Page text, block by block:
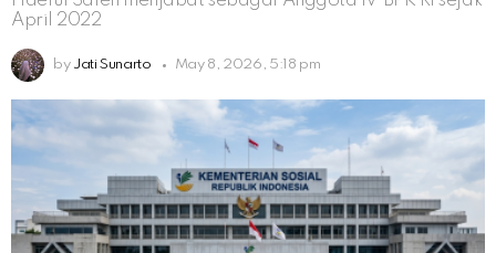
April 2022
by Jati Sunarto May 8, 2026, 5:18 pm